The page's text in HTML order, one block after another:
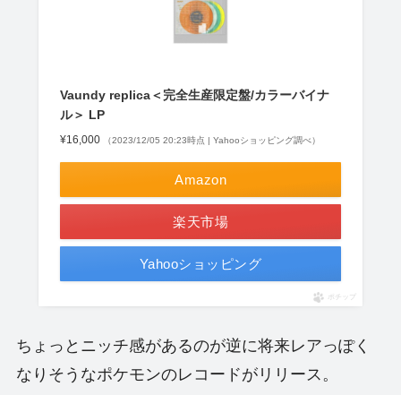
Vaundy replica＜完全生産限定盤/カラーバイナ
ル＞ LP
¥16,000 （2023/12/05 20:23時点 | Yahooショッピング調べ）
Amazon
楽天市場
Yahooショッピング
ポチップ
ちょっとニッチ感があるのが逆に将来レアっぽく
なりそうなポケモンのレコードがリリース。